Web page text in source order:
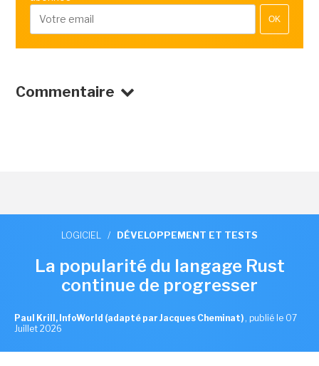
OK
Commentaire
LOGICIEL / DÉVELOPPEMENT ET TESTS
La popularité du langage Rust
continue de progresser
Paul Krill, InfoWorld (adapté par Jacques Cheminat) , publié le 07
Juillet 2026